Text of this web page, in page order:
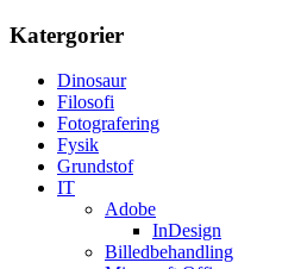
Katergorier
Dinosaur
Filosofi
Fotografering
Fysik
Grundstof
IT
Adobe
InDesign
Billedbehandling